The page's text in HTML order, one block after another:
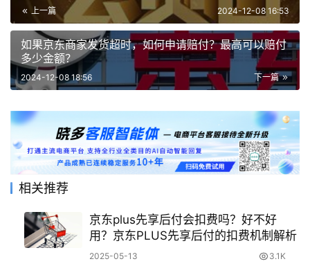
上一篇 2024-12-08 16:53
如果京东商家发货超时，如何申请赔付？最高可以赔付
多少金额？
下一篇
2024-12-08 18:56
相关推荐
京东plus先享后付会扣费吗？好不好
用？京东PLUS先享后付的扣费机制解析
2025-05-13 3.1K